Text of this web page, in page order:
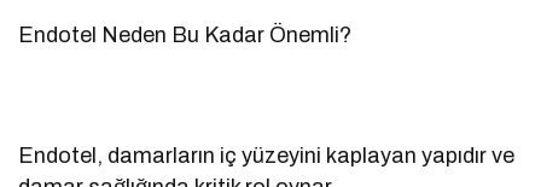
Endotel Neden Bu Kadar Önemli?
Endotel, damarların iç yüzeyini kaplayan yapıdır ve